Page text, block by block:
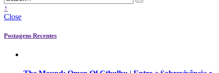
↑
Close
Postagens Recentes